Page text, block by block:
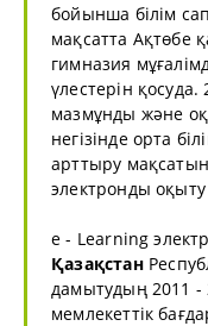
бойынша білім
мақсатта Ақтөбе
гимназия
үлестерін
мазмұнды және
негізінде орта
арттыру
электронды оқыту
e - Learning
Қазақстан
дамытудың 2011 -
мемлекеттік